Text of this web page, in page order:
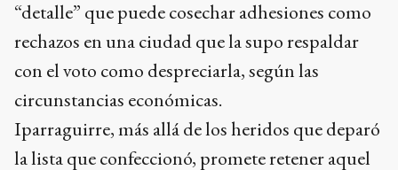
“detalle” que puede cosechar adhesiones como
rechazos en una ciudad que la supo respaldar
con el voto como despreciarla, según las
circunstancias económicas.
Iparraguirre, más allá de los heridos que deparó
la lista que confeccionó, promete retener aquel